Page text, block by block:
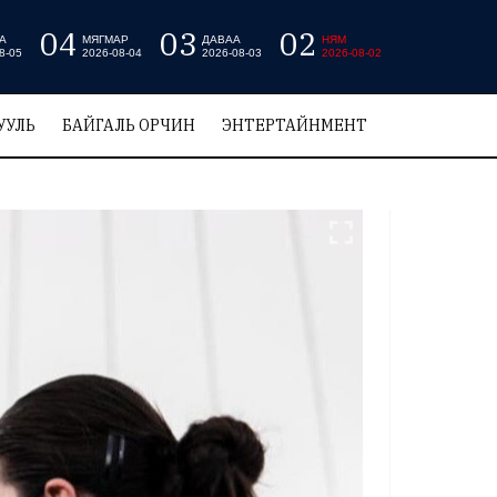
05
04 МЯГМАР
2026-08-04
03
ДАВАА
2026-08-03
02
НЯМ
2026-08-02
БАЙГАЛЬ ОРЧИН ЭНТЕРТАЙНМЕНТ